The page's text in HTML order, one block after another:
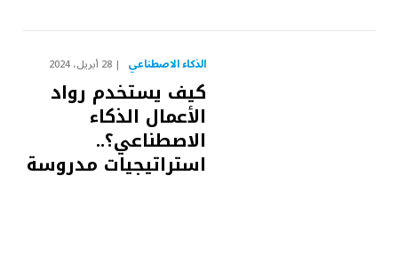
الذكاء الاصطناعي 28 أبريل، 2024
كيف يستخدم رواد
الأعمال الذكاء
الاصطناعي؟..
استراتيجيات مدروسة